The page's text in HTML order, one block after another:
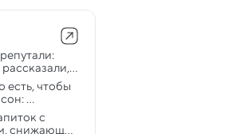
мыться
есть, чтобы
с
снижающий